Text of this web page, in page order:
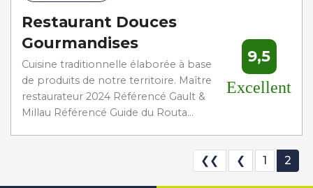
Restaurant Douces
Gourmandises
Cuisine traditionnelle élaborée à base
de produits de notre territoire. Maître
restaurateur 2024 Référencé Gault &
Millau Référencé Guide du Routa...
9,5
Excellent
❮❮ ❮ 1 2